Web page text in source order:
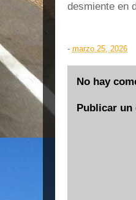
desmiente en
- marzo 25, 2026
No hay
Publicar un